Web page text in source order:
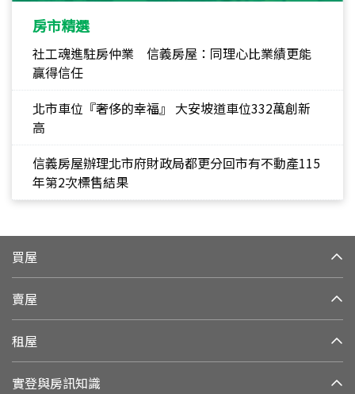
房市精選
社工魂進駐房仲業 信義房屋：同理心比業績更能
贏得信任
北市車位『奢侈的幸福』 大安坡道車位332萬創新
高
信義房屋辦理北市府財政局都更分回市有不動產115
年第2次標售結果
買屋
賣屋
租屋
實登與房訊知識